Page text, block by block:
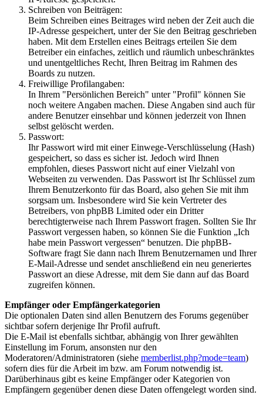
Schreiben von Beiträgen:
Beim Schreiben eines Beitrages wird neben der Zeit auch die
IP-Adresse gespeichert, unter der Sie den Beitrag geschrieben
haben. Mit dem Erstellen eines Beitrags erteilen Sie dem
Betreiber ein einfaches, zeitlich und räumlich unbeschränktes
und unentgeltliches Recht, Ihren Beitrag im Rahmen des
Boards zu nutzen.
Freiwillige Profilangaben:
In Ihrem "Persönlichen Bereich" unter "Profil" können Sie
noch weitere Angaben machen. Diese Angaben sind auch für
andere Benutzer einsehbar und können jederzeit von Ihnen
selbst gelöscht werden.
Passwort:
Ihr Passwort wird mit einer Einwege-Verschlüsselung (Hash)
gespeichert, so dass es sicher ist. Jedoch wird Ihnen
empfohlen, dieses Passwort nicht auf einer Vielzahl von
Webseiten zu verwenden. Das Passwort ist Ihr Schlüssel zum
Ihrem Benutzerkonto für das Board, also gehen Sie mit ihm
sorgsam um. Insbesondere wird Sie kein Vertreter des
Betreibers, von phpBB Limited oder ein Dritter
berechtigterweise nach Ihrem Passwort fragen. Sollten Sie Ihr
Passwort vergessen haben, so können Sie die Funktion „Ich
habe mein Passwort vergessen“ benutzen. Die phpBB-
Software fragt Sie dann nach Ihrem Benutzernamen und Ihrer
E-Mail-Adresse und sendet anschließend ein neu generiertes
Passwort an diese Adresse, mit dem Sie dann auf das Board
zugreifen können.
Emp­fän­ger oder Emp­fän­ger­ka­te­go­ri­en
Die optionalen Daten sind allen Benutzern des Forums gegenüber
sichtbar sofern derjenige Ihr Profil aufruft.
Die E-Mail ist ebenfalls sichtbar, abhängig von Ihrer gewählten
Einstellung im Forum, ansonsten nur den
Moderatoren/Administratoren (siehe memberlist.php?mode=team)
sofern dies für die Arbeit im bzw. am Forum notwendig ist.
Darüberhinaus gibt es keine Empfänger oder Kategorien von
Empfängern gegenüber denen diese Daten offengelegt worden sind.